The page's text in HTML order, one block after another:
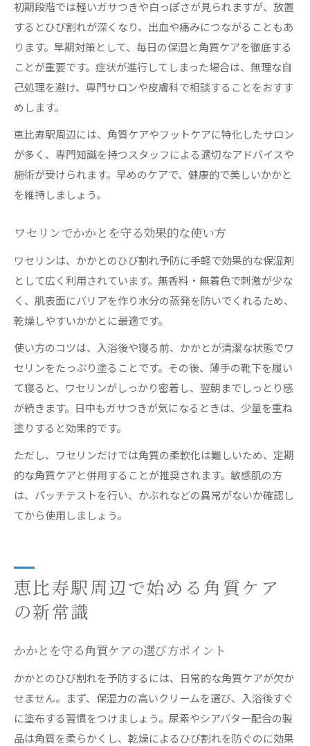
初期段階では軽いガサつきや白っぽさが見られますが、放置
するとひび割れが深くなり、出血や痛みにつながることもあ
ります。早期対策として、毎日の保湿と角質ケアを徹底する
ことが重要です。症状が進行してしまった場合は、無理な自
己処理を避け、専門サロンや皮膚科で相談することをおすす
めします。
恵比寿駅周辺には、角質ケアやフットケアに特化したサロン
が多く、専門知識を持つスタッフによる適切なアドバイスや
施術が受けられます。早めのケアで、健康的で美しいかかと
を維持しましょう。
ワセリンでかかとを守る効果的な使い方
ワセリンは、かかとのひび割れ予防に手軽で効果的な保湿剤
として広く利用されています。無香料・無着色で刺激が少な
く、肌表面にバリアを作り水分の蒸発を防いでくれるため、
乾燥しやすいかかとに最適です。
使い方のコツは、入浴後や寝る前、かかとが清潔な状態でワ
セリンをたっぷり塗ることです。その後、薄手の靴下を履い
て寝ると、ワセリンがしっかり密着し、翌朝までしっとり感
が続きます。日中もガサつきが気になるときは、少量を重ね
塗りすると効果的です。
ただし、ワセリンだけでは角質の柔軟化は難しいため、定期
的な角質ケアと併用することが推奨されます。敏感肌の方
は、パッチテストを行い、かぶれなどの異常がないか確認し
てから使用しましょう。
恵比寿駅周辺で始める角質ケア
の新常識
かかとを守る角質ケアの選び方ポイント
かかとのひび割れを予防するには、日常的な角質ケアが欠か
せません。まず、保湿力の高いクリームを選び、入浴後すぐ
に塗布する習慣をつけましょう。尿素やシアバター配合の製
品は角質を柔らかくし、乾燥によるひび割れを防ぐのに効果